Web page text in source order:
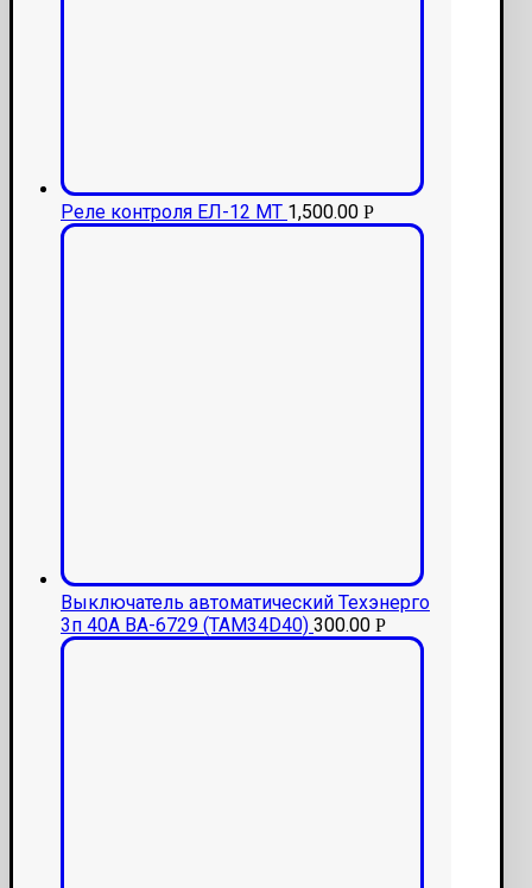
Реле контроля ЕЛ-12 МТ 1,500.00 Р
Выключатель автоматический Техэнерго
3п 40А ВА-6729 (ТАМ34D40) 300.00 Р